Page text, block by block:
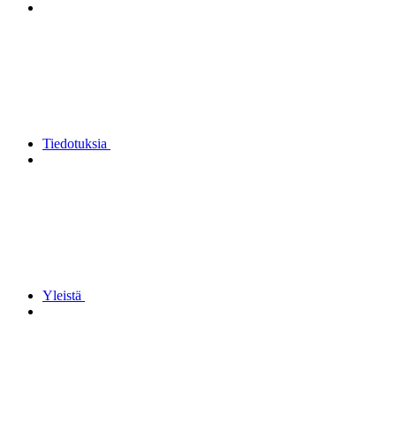
Tiedotuksia
Yleistä